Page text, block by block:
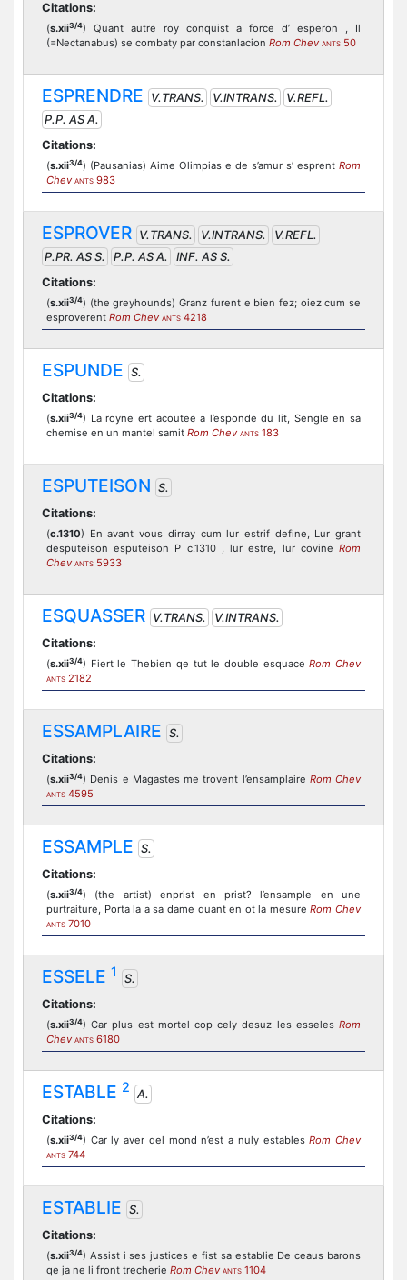
Citations:
(s.xii3/4) Quant autre roy conquist a force d’ esperon , Il
(=Nectanabus) se combaty par constanlacion Rom Chev ANTS 50
ESPRENDRE V.TRANS. V.INTRANS.
V.REFL.
P.P. AS A.
Citations:
(s.xii3/4) (Pausanias) Aime Olimpias e de s’amur s’ esprent Rom
Chev ANTS 983
ESPROVER V.TRANS. V.INTRANS.
V.REFL.
P.PR. AS S.
P.P. AS A.
INF. AS S.
Citations:
(s.xii3/4) (the greyhounds) Granz furent e bien fez; oiez cum se
esproverent Rom Chev ANTS 4218
ESPUNDE S.
Citations:
(s.xii3/4) La royne ert acoutee a l’esponde du lit, Sengle en sa
chemise en un mantel samit Rom Chev ANTS 183
ESPUTEISON S.
Citations:
(c.1310) En avant vous dirray cum lur estrif define, Lur grant
desputeison esputeison P c.1310 , lur estre, lur covine Rom
Chev ANTS 5933
ESQUASSER V.TRANS.
V.INTRANS.
Citations:
(s.xii3/4) Fiert le Thebien qe tut le double esquaceRom Chev
ANTS 2182
ESSAMPLAIRE S.
Citations:
(s.xii3/4) Denis e Magastes me trovent l’ensamplaire Rom Chev
ANTS 4595
ESSAMPLE S.
Citations:
(s.xii3/4) (the artist) enprist en prist? l’ensample en une
purtraiture, Porta la a sa dame quant en ot la mesureRom Chev
ANTS 7010
ESSELE 1
S.
Citations:
(s.xii3/4) Car plus est mortel cop cely desuz les esseles Rom
Chev ANTS 6180
ESTABLE 2 A.
Citations:
(s.xii3/4) Car ly aver del mond n’est a nuly establesRom Chev
ANTS 744
ESTABLIE S.
Citations:
(s.xii3/4) Assist i ses justices e fist sa establie De ceaus barons
qe ja ne li front trecherie Rom Chev ANTS 1104